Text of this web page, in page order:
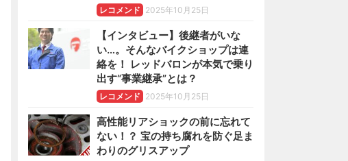
レコメンド 2025年10月25日
【インタビュー】後継者がいな
い…。そんなバイクショップは連
絡を！ レッドバロンが本気で乗り
出す“事業継承”とは？
レコメンド 2025年10月25日
高性能リアショックの前に忘れて
ない！？ 宝の持ち腐れを防ぐ足ま
わりのグリスアップ